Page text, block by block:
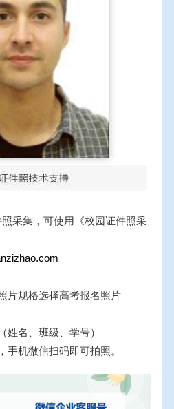
采集，可使用《校园证件照采
片规格选择高考报名照片
姓名、班级、学号）
手机微信扫码即可拍照。